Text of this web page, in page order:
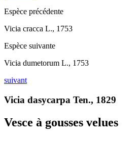
Espèce précédente
Vicia cracca L., 1753
Espèce suivante
Vicia dumetorum L., 1753
suivant
Vicia dasycarpa Ten., 1829
Vesce à gousses velues